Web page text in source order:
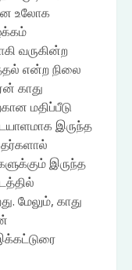
உலோக
வருகின்ற
என்ற நிலை
காது
மதிப்பீடு
இருந்த
இருந்த
மேலும், காது